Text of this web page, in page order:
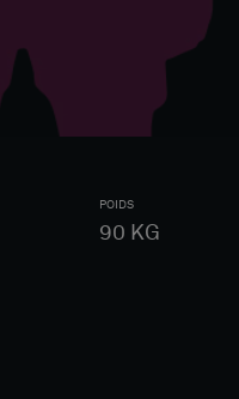
POIDS
90 KG